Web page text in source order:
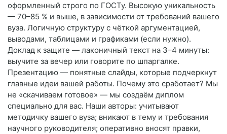
оформленный строго по ГОСТу. Высокую уникальность
— 70–85 % и выше, в зависимости от требований вашего
вуза. Логичную структуру с чёткой аргументацией,
выводами, таблицами и графиками (если нужно).
Доклад к защите — лаконичный текст на 3–4 минуты:
выучите за вечер или говорите по шпаргалке.
Презентацию — понятные слайды, которые подчеркнут
главные идеи вашей работы. Почему это сработает? Мы
не «скачиваем готовое» — мы создаём диплом
специально для вас. Наши авторы: учитывают
методичку вашего вуза; вникают в тему и требования
научного руководителя; оперативно вносят правки,